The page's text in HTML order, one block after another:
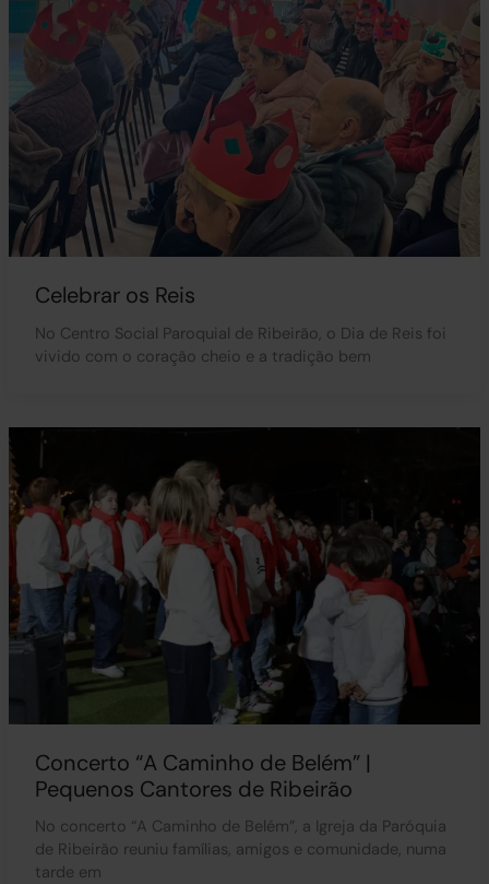
Celebrar os Reis
No Centro Social Paroquial de Ribeirão, o Dia de Reis foi
vivido com o coração cheio e a tradição bem
Concerto “A Caminho de Belém” |
Pequenos Cantores de Ribeirão
No concerto “A Caminho de Belém”, a Igreja da Paróquia
de Ribeirão reuniu famílias, amigos e comunidade, numa
tarde em